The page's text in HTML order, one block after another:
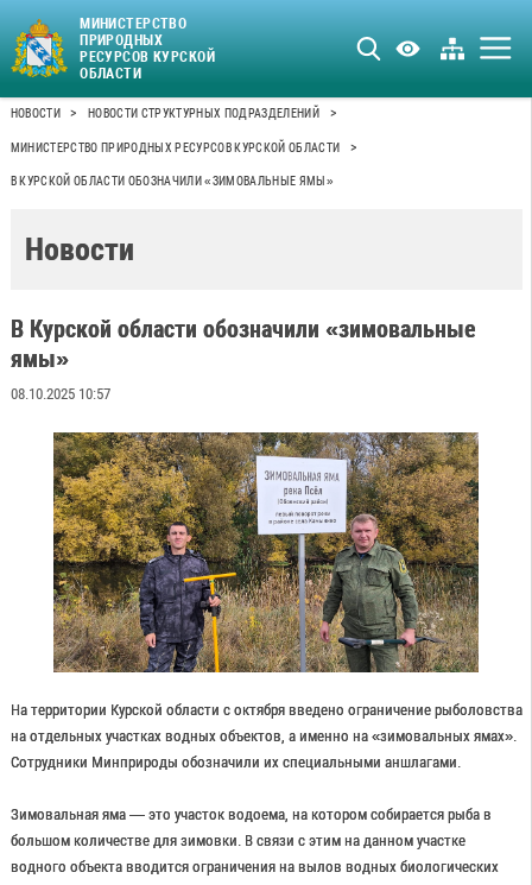
МИНИСТЕРСТВО
ПРИРОДНЫХ
РЕСУРСОВ КУРСКОЙ
ОБЛАСТИ
НОВОСТИ > НОВОСТИ СТРУКТУРНЫХ ПОДРАЗДЕЛЕНИЙ >
МИНИСТЕРСТВО ПРИРОДНЫХ РЕСУРСОВ КУРСКОЙ ОБЛАСТИ >
В КУРСКОЙ ОБЛАСТИ ОБОЗНАЧИЛИ «ЗИМОВАЛЬНЫЕ ЯМЫ»
Новости
В Курской области обозначили «зимовальные
ямы»
08.10.2025 10:57
На территории Курской области с октября введено ограничение рыболовства
на отдельных участках водных объектов, а именно на «зимовальных ямах».
Сотрудники Минприроды обозначили их специальными аншлагами.
Зимовальная яма — это участок водоема, на котором собирается рыба в
большом количестве для зимовки. В связи с этим на данном участке
водного объекта вводится ограничения на вылов водных биологических